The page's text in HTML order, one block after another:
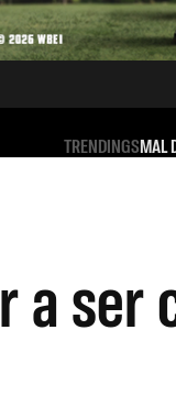
TRENDINGSMAL
a